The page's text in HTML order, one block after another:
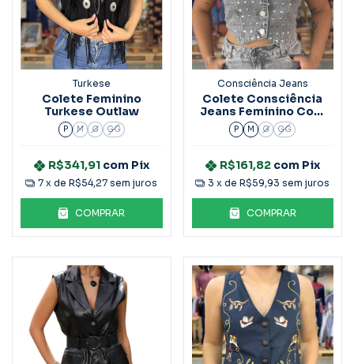
Turkese
Colete Feminino
Turkese Outlaw
P M G GG
R$341,91 com Pix
7 x deR$54,27 sem juros
COMPRAR
Consciência Jeans
Colete Consciência
Jeans Feminino Com
Aplicação 25437
P M G GG
R$161,82 com Pix
3 x deR$59,93 sem juros
COMPRAR